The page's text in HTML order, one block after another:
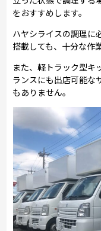
をおすすめします。
ハヤシライスの調理に
搭載しても、十分な作
また、軽トラック型キ
ランスにも出店可能な
もありません。